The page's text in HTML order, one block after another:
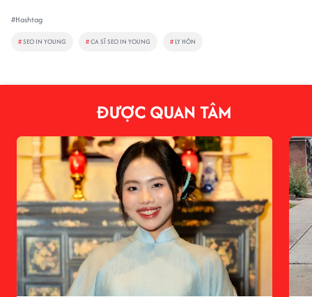
#Hashtag
#SEO IN YOUNG #CA SĨ SEO IN YOUNG # LY HÔN
ĐƯỢC QUAN TÂM